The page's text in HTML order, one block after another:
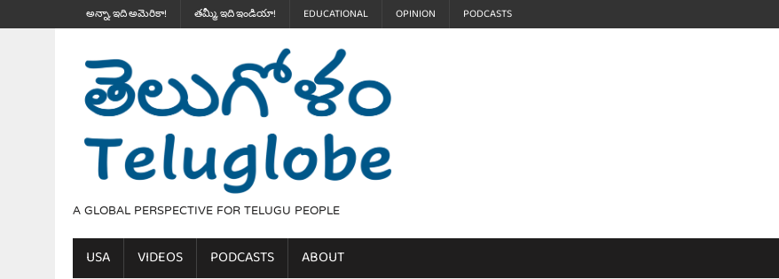
అన్నా, ఇది అమెరికా! తమ్మీ, ఇది ఇండియా! EDUCATIONAL OPINION PODCASTS
A GLOBAL PERSPECTIVE FOR TELUGU PEOPLE
USA VIDEOS PODCASTS ABOUT